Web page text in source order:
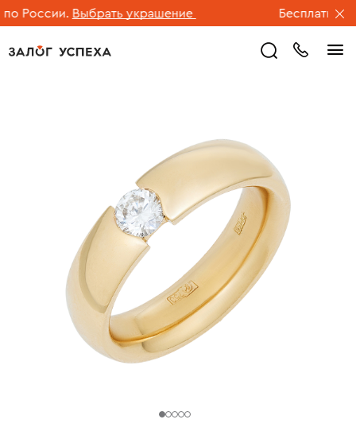
России. Выбрать украшение Бесплатная